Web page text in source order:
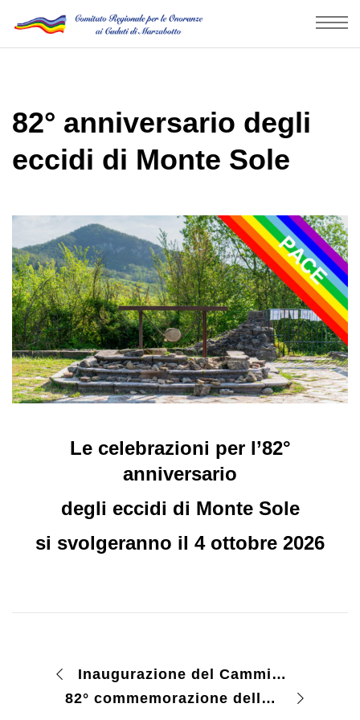
82° anniversario degli
eccidi di Monte Sole
Le celebrazioni per l’82°
anniversario
degli eccidi di Monte Sole
si svolgeranno il 4 ottobre 2026
Inaugurazione del Cammino ’44
82° commemorazione della strage del “Faggiolo”